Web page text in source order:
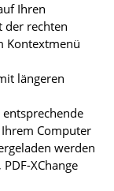
Ihren
der rechten
Kontextmenü
längeren
Computer
werden
XChange